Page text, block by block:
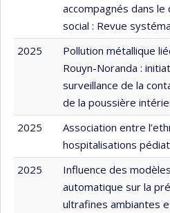
accompagnés dans
social : Revue
2025
Pollution métallique
Rouyn-Noranda :
surveillance de la
de la poussière
2025
Association entre
hospitalisations
2025
Influence des
automatique sur la
ultrafines ambiantes